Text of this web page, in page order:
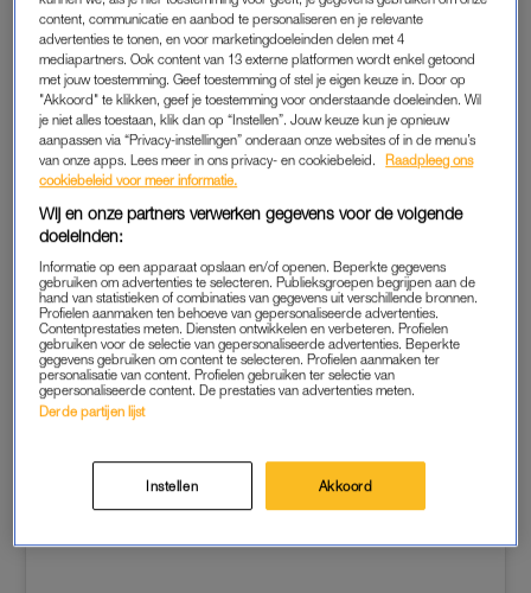
Na zestig jaar. Ja, dat verbaast me weleens. Ik besef ook wel
dat dat bijzonder is en iets om dankbaar voor te zijn.”
Van Duin gelooft vooral in samenwerking en in de goede
mensen die hij de afgelopen jaren om zich heen vond. “Ik mag
wel zeggen dat we de laatste jaren – ‘we’ dat zijn de mensen
om me heen en ikzelf – wel goede keuzes hebben gemaakt”,
zegt hij. “Programma’s en series die aansloegen en goed
werden bekeken. Het was ook weleens minder, maar sinds
Jan Slagteren ik samenwerken, mogen we niet klagen.”
Tekst gaat verder onder het bericht.
content, communicatie en aanbod te personaliseren en je relevante
advertenties te tonen, en voor marketingdoeleinden delen met 4
mediapartners. Ook content van 13 externe platformen wordt enkel getoond
met jouw toestemming. Geef toestemming of stel je eigen keuze in. Door op
"Akkoord" te klikken, geef je toestemming voor onderstaande doeleinden. Wil
je niet alles toestaan, klik dan op “Instellen”. Jouw keuze kun je opnieuw
aanpassen via “Privacy-instellingen” onderaan onze websites of in de menu’s
van onze apps. Lees meer in ons privacy- en cookiebeleid.
Raadpleeg ons
cookiebeleid voor meer informatie.
Wij en onze partners verwerken gegevens voor de volgende
doeleinden:
Informatie op een apparaat opslaan en/of openen. Beperkte gegevens
gebruiken om advertenties te selecteren. Publieksgroepen begrijpen aan de
hand van statistieken of combinaties van gegevens uit verschillende bronnen.
Profielen aanmaken ten behoeve van gepersonaliseerde advertenties.
Contentprestaties meten. Diensten ontwikkelen en verbeteren. Profielen
gebruiken voor de selectie van gepersonaliseerde advertenties. Beperkte
gegevens gebruiken om content te selecteren. Profielen aanmaken ter
personalisatie van content. Profielen gebruiken ter selectie van
gepersonaliseerde content. De prestaties van advertenties meten.
Derde partijen lijst
Instellen Akkoord